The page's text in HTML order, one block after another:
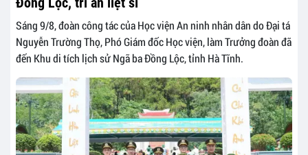
Sáng 9/8, đoàn công tác của Học viện An ninh nhân dân do Đại tá
Nguyễn Trường Thọ, Phó Giám đốc Học viện, làm Trưởng đoàn đã
đến Khu di tích lịch sử Ngã ba Đồng Lộc, tỉnh Hà Tĩnh.